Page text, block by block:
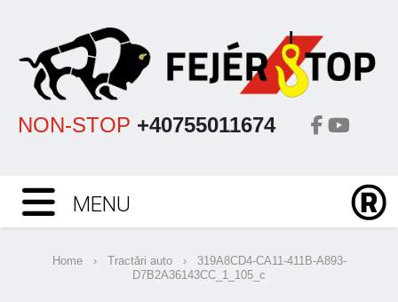
NON-STOP +40755011674
MENU
Home› Tractări auto› 319A8CD4-CA11-411B-A893-
D7B2A36143CC_1_105_c